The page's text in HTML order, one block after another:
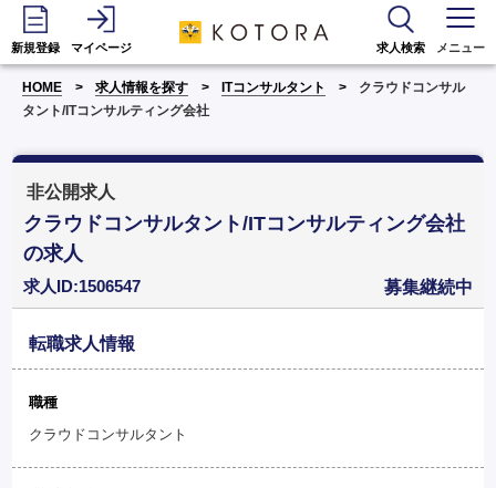
新規登録 マイページ 求人検索 メニュー
HOME 求人情報を探す ITコンサルタント
クラウドコンサル
タント/ITコンサルティング会社
非公開求人
クラウドコンサルタント/ITコンサルティング会社
の求人
求人ID:1506547 募集継続中
転職求人情報
職種
クラウドコンサルタント